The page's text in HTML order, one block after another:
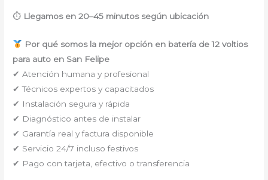
⏱ Llegamos en 20–45 minutos según ubicación
Por qué somos la mejor opción en batería de 12 voltios
para auto en San Felipe
✔ Atención humana y profesional
✔ Técnicos expertos y capacitados
✔ Instalación segura y rápida
✔ Diagnóstico antes de instalar
✔ Garantía real y factura disponible
✔ Servicio 24/7 incluso festivos
✔ Pago con tarjeta, efectivo o transferencia